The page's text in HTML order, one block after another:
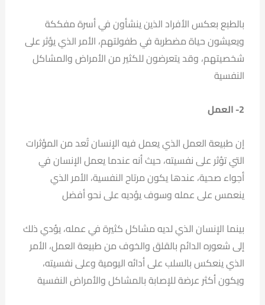
بالطبع بعكس الأفراد الذين ينشأون في أسرة مفككة
ويعيشون حياة مضطربة في طفولتهم، الأمر الذي يؤثر على
شخصيتهم، وقد يتعرضون للكثير من الأمراض والمشاكل
النفسية
2- العمل
إن طبيعة العمل الذي يعمل فيه الإنسان تُعد من المؤثرات
التي تؤثر على نفسيته، حيث أنه عندما يعمل الإنسان في
أجواء صحية، عندها يكون مرتاح النفسية، الأمر الذي
ينعمس على عمله وسوف يؤديه على نحو أفضل
بينما الإنسان الذي لديه مشاكل كثيرة في عمله، يؤدي ذلك
إلى شعوره الدائم بالقلق والخوف من طبيعة العمل، الأمر
الذي ينعكس بالسلب على أدائه اليومية وعلى نفسيته،
ويكون أكثر عرضة للإصابة بالمشاكل والأمراض النفسية